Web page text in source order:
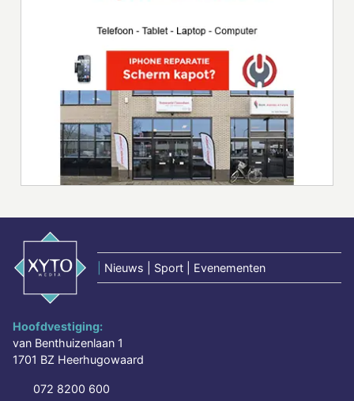
Nieuws | Sport | Evenementen
Hoofdvestiging:
van Benthuizenlaan 1
1701 BZ Heerhugowaard
072 8200 600